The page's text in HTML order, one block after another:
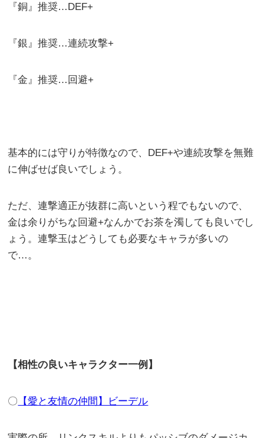
『銅』推奨…DEF+
『銀』推奨…連続攻撃+
『金』推奨…回避+
基本的には守りが特徴なので、DEF+や連続攻撃を無難
に伸ばせば良いでしょう。
ただ、連撃適正が抜群に高いという程でもないので、
金は余りがちな回避+なんかでお茶を濁しても良いでし
ょう。連撃玉はどうしても必要なキャラが多いの
で…。
【相性の良いキャラクター一例】
〇 【愛と友情の仲間】ビーデル